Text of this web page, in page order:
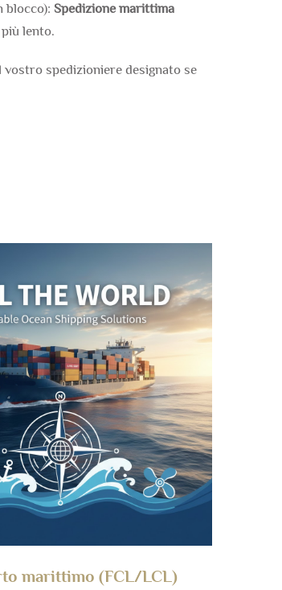
blocco): Spedizione marittima
lento.
vostro spedizioniere designato se
marittimo (FCL/LCL)